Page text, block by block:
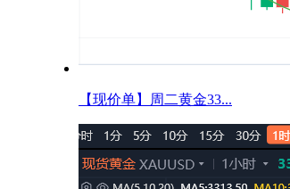
【现价单】周二黄金33...